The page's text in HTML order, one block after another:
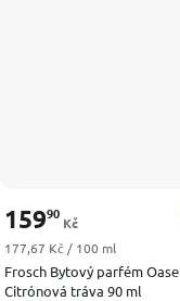
Frosch Bytový parfém Oase
Citrónová tráva 90 ml
15990
Kč
Měrná cena:
177,67 Kč / 100 ml